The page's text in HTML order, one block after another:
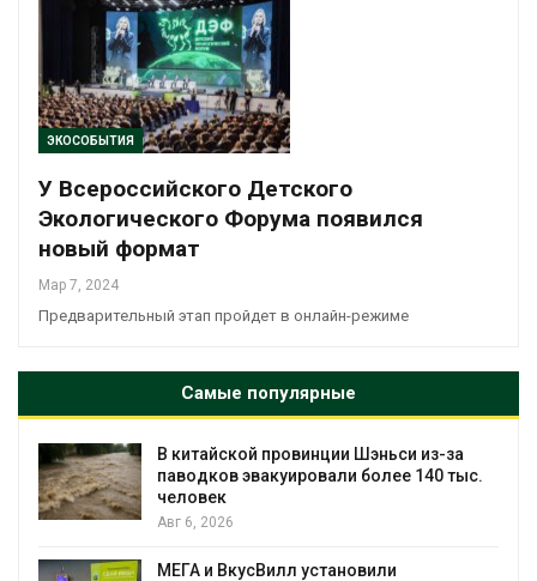
ЭКОСОБЫТИЯ
У Всероссийского Детского
Экологического Форума появился
новый формат
Мар 7, 2024
Предварительный этап пройдет в онлайн-режиме
Самые популярные
В китайской провинции Шэньси из-за
паводков эвакуировали более 140 тыс.
человек
Авг 6, 2026
МЕГА и ВкусВилл установили